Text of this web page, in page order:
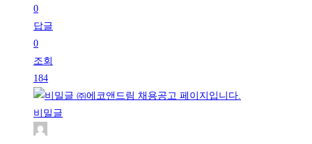
0
답글
0
조회
184
㈜에코앤드림 채용공고 페이지입니다.
비밀글